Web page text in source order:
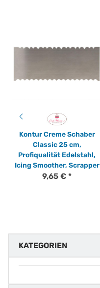
Kontur Creme Schaber
Classic 25 cm,
Profiqualität Edelstahl,
Icing Smoother, Scrapper
9,65 € *
KATEGORIEN